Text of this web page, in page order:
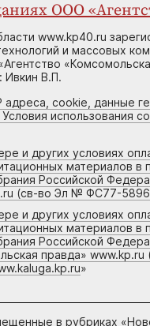
ООО
www.kp40.ru
и массовых
Ивкин В.П.
адреса, cookie, данные
использования
и других условиях
материалов
Российской
(св-во Эл № ФС77-
и других условиях
материалов
Российской
правда»
»
в рубриках «